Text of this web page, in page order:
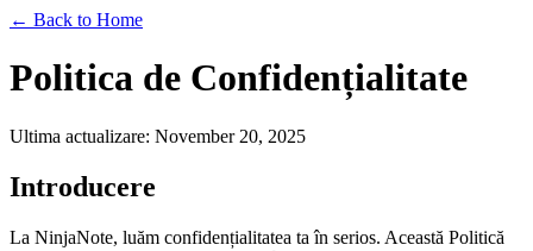
← Back to Home
Politica de Confidențialitate
Ultima actualizare: November 20, 2025
Introducere
La NinjaNote, luăm confidențialitatea ta în serios. Această Politică